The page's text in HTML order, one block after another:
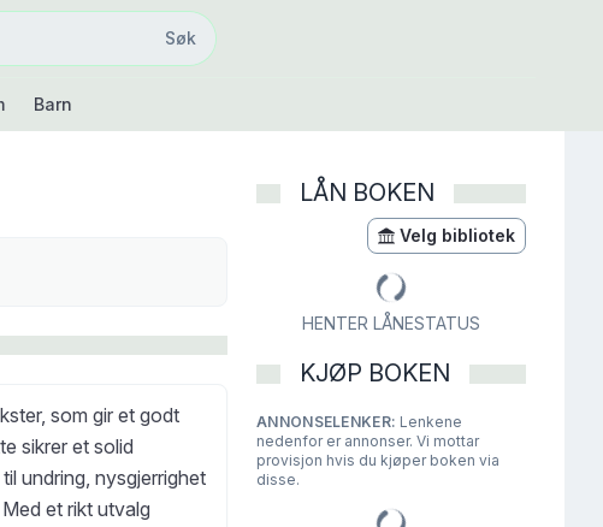
Søk
Søk
Barn
som gir et godt
sikrer et solid
undring, nysgjerrighet
et rikt utvalg
LÅN BOKEN
Velg bibliotek
HENTER LÅNESTATUS
KJØP BOKEN
ANNONSELENKER: Lenkene
nedenfor er annonser. Vi mottar
provisjon hvis du kjøper boken via
disse.